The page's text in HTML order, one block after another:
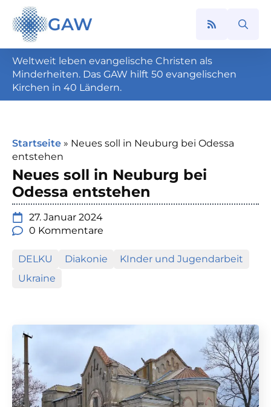
GAW
Search
Weltweit leben evangelische Christen als
Minderheiten. Das GAW hilft 50 evangelischen
Kirchen in 40 Ländern.
Startseite » Neues soll in Neuburg bei Odessa
entstehen
Neues soll in Neuburg bei
Odessa entstehen
27. Januar 2024
0 Kommentare
DELKU Diakonie
KInder und Jugendarbeit
Ukraine